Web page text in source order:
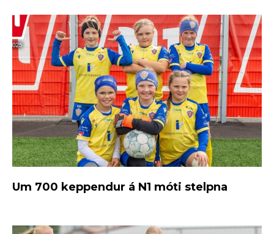
Um 700 keppendur á N1 móti stelpna